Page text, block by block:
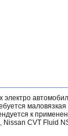
к
CVT Fluid